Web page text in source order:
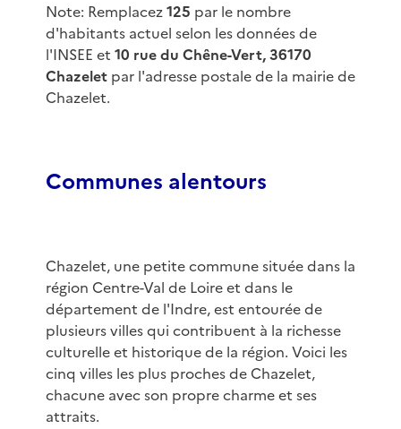
Note: Remplacez125 par le nombre
d'habitants actuel selon les données de
l'INSEE et 10 rue du Chêne-Vert, 36170
Chazeletpar l'adresse postale de la mairie de
Chazelet.
Communes alentours
Chazelet, une petite commune située dans la
région Centre-Val de Loire et dans le
département de l'Indre, est entourée de
plusieurs villes qui contribuent à la richesse
culturelle et historique de la région. Voici les
cinq villes les plus proches de Chazelet,
chacune avec son propre charme et ses
attraits.